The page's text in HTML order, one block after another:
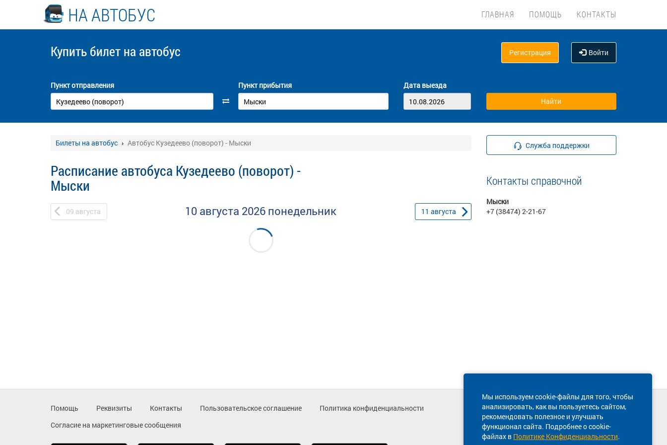
НА АВТОБУС ГЛАВНАЯ ПОМОЩЬ КОНТАКТЫ
Купить билет на автобус Регистрация Войти
Пункт отправления Пункт прибытия Дата выезда
Билеты на автобус Автобус Кузедеево (поворот) - Мыски
Расписание автобуса Кузедеево (поворот) -
Мыски
09 августа 10 августа 2026 понедельник 11 августа
Служба поддержки
Контакты справочной
Мыски
+7 (38474) 2-21-67
Мы используем cookie-файлы для того, чтобы
анализировать, как вы пользуетесь сайтом,
рекомендовать полезное и улучшать
функционал сайта. Подробнее о cookie-
файлах в Политике Конфиденциальности.
Помощь Реквизиты Контакты Пользовательское соглашение
Политика конфиденциальности
Согласие на маркетинговые сообщения
Техническая поддержка сайта
8 800 600-03-38